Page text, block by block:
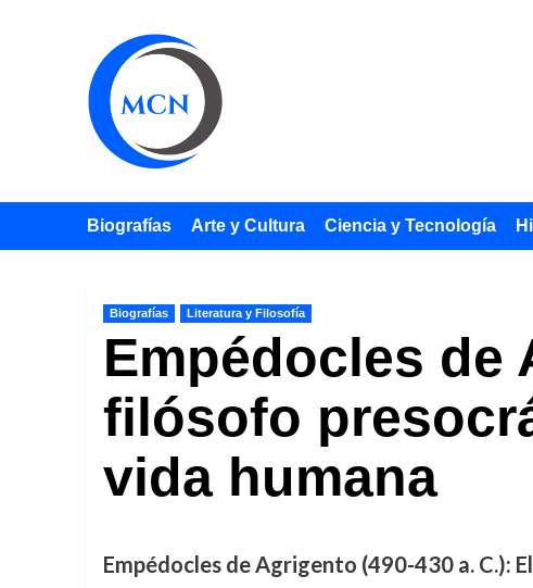
Biografías Arte y Cultura Ciencia y Tecnología
Biografías Literatura y Filosofía
Empédocles de
filósofo
vida humana
Empédocles de Agrigento (490-430 a. C.):